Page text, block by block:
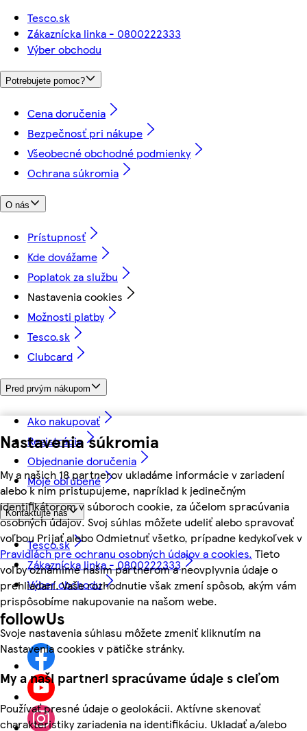
Nastavenia súkromia
My a našich 18 partnerov ukladáme informácie v zariadení
alebo k nim pristupujeme, napríklad k jedinečným
identifikátorom v súboroch cookie, za účelom spracúvania
osobných údajov. Svoj súhlas môžete udeliť alebo spravovať
voľbou Prijať alebo Odmietnuť všetko, prípadne kedykoľvek v
Pravidlách pre ochranu osobných údajov a cookies. Tieto
voľby oznámime našim partnerom a neovplyvnia údaje o
prehliadaní. Vaše rozhodnutie však zmení spôsob, akým vám
prispôsobíme nakupovanie na našom webe.
Svoje nastavenia súhlasu môžete zmeniť kliknutím na
Nastavenia cookies v pätičke stránky.
My a naši partneri spracúvame údaje s cieľom
Používať presné údaje o geolokácii. Aktívne skenovať
charakteristiky zariadenia na identifikáciu. Ukladať a/alebo
Tesco.sk
Zákaznícka linka - 0800222333
Výber obchodu
Potrebujete pomoc?
Cena doručenia
Bezpečnosť pri nákupe
Všeobecné obchodné podmienky
Ochrana súkromia
O nás
Prístupnosť
Kde dovážame
Poplatok za službu
Nastavenia cookies
Možnosti platby
Tesco.sk
Clubcard
Pred prvým nákupom
Ako nakupovať
Registrácia
Objednanie doručenia
Moje obľúbené
Kontaktujte nás
Tesco.sk
Zákaznícka linka - 0800222333
Výber obchodu
followUs